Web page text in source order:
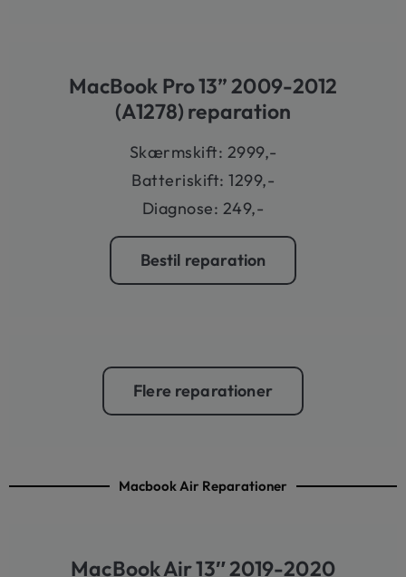
MacBook Pro 13” 2009-2012
(A1278) reparation
Skærmskift: 2999,-
Batteriskift: 1299,-
Diagnose: 249,-
Bestil reparation
Flere reparationer
Macbook Air Reparationer
MacBook Air 13″ 2019-2020